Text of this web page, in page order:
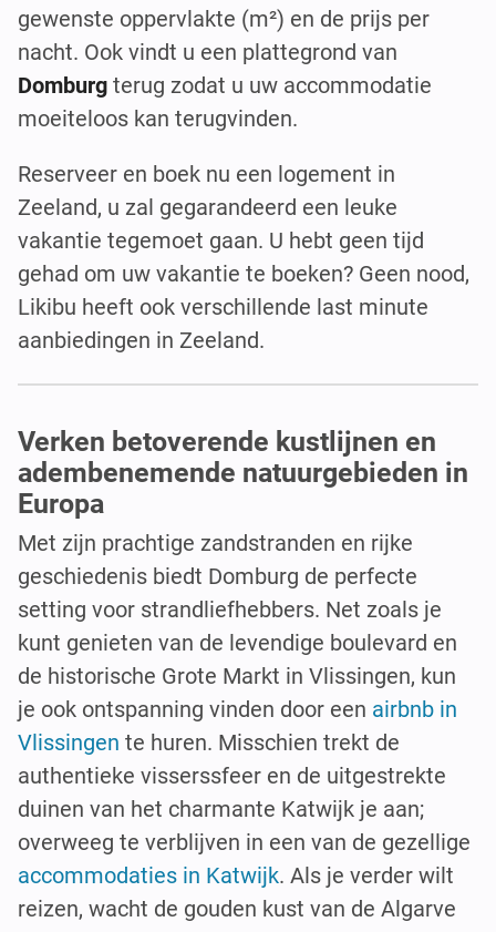
gewenste oppervlakte (m²) en de prijs per
nacht. Ook vindt u een plattegrond van
Domburg terug zodat u uw accommodatie
moeiteloos kan terugvinden.
Reserveer en boek nu een logement in
Zeeland, u zal gegarandeerd een leuke
vakantie tegemoet gaan. U hebt geen tijd
gehad om uw vakantie te boeken? Geen nood,
Likibu heeft ook verschillende last minute
aanbiedingen in Zeeland.
Verken betoverende kustlijnen en
adembenemende natuurgebieden in
Europa
Met zijn prachtige zandstranden en rijke
geschiedenis biedt Domburg de perfecte
setting voor strandliefhebbers. Net zoals je
kunt genieten van de levendige boulevard en
de historische Grote Markt in Vlissingen, kun
je ook ontspanning vinden door een airbnb in
Vlissingen te huren. Misschien trekt de
authentieke visserssfeer en de uitgestrekte
duinen van het charmante Katwijk je aan;
overweeg te verblijven in een van de gezellige
accommodaties in Katwijk. Als je verder wilt
reizen, wacht de gouden kust van de Algarve